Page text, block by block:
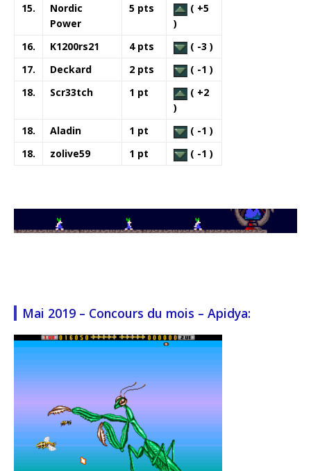
15.
Nordic
Power
5 pts
( +5
)
16.
K1200rs21 4 pts
( -3 )
17.
Deckard 2 pts
( -1 )
18.
Scr33tch 1 pt
( +2
)
18.
Aladin 1 pt
( -1 )
18.
zolive59 1 pt ( -1 )
Mai 2019 – Concours du mois – Apidya: